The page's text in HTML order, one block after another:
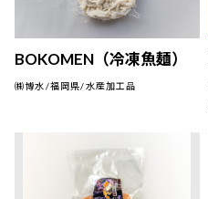
BOKOMEN（冷凍魚麺）
㈱博水/福岡県/水産加工品